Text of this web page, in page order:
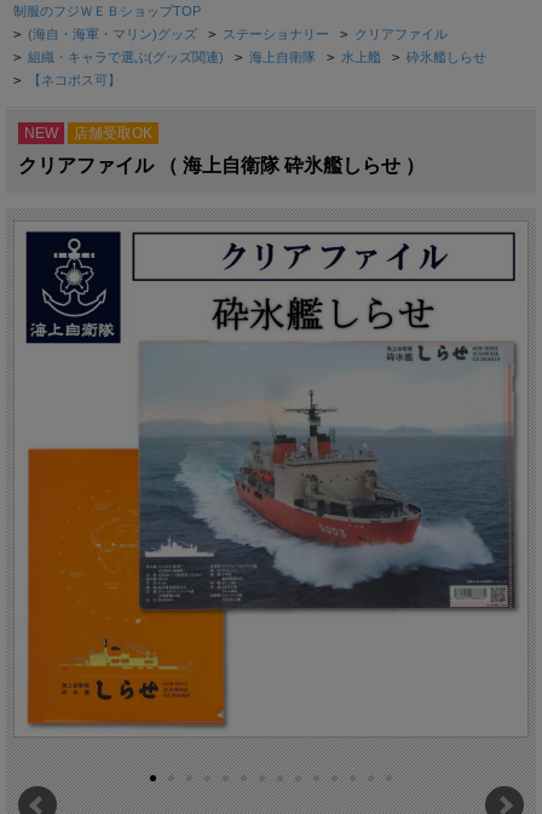
制服のフジＷＥＢショップTOP
> (海自・海軍・マリン)グッズ > ステーショナリー > クリアファイル
> 組織・キャラで選ぶ(グッズ関連) > 海上自衛隊 > 水上艦 > 砕氷艦しらせ
> 【ネコポス可】
NEW 店舗受取OK
クリアファイル （ 海上自衛隊 砕氷艦しらせ ）